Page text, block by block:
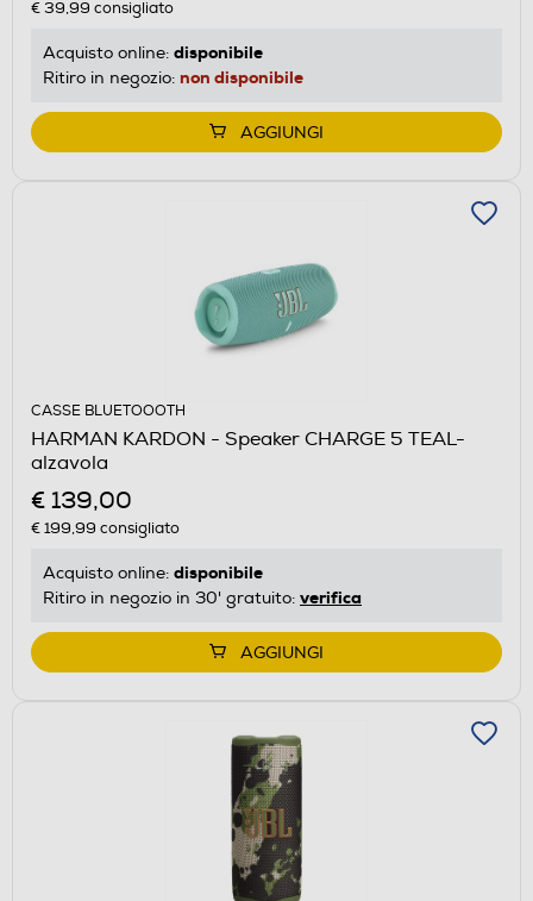
€ 39,99 consigliato
Acquisto online: disponibile
Ritiro in negozio: non disponibile
AGGIUNGI
CASSE BLUETOOOTH
HARMAN KARDON - Speaker CHARGE 5 TEAL-
alzavola
€ 139,00
€ 199,99 consigliato
Acquisto online: disponibile
Ritiro in negozio in 30' gratuito: verifica
AGGIUNGI